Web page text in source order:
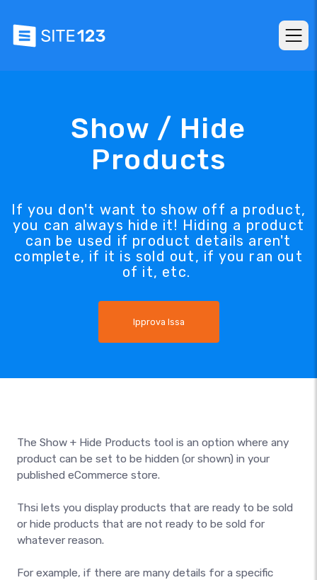
Show / Hide
Products
If you don't want to show off a product,
you can always hide it! Hiding a product
can be used if product details aren't
complete, if it is sold out, if you ran out
of it, etc.
Ipprova Issa
The Show + Hide Products tool is an option where any
product can be set to be hidden (or shown) in your
published eCommerce store.
Thsi lets you display products that are ready to be sold
or hide products that are not ready to be sold for
whatever reason.
For example, if there are many details for a specific